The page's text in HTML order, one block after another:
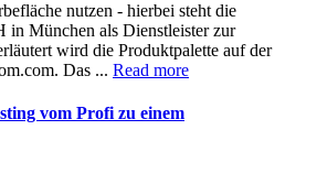
nutzen - hierbei steht die
in München als Dienstleister zur
wird die Produktpalette auf der
Das ... Read more
vom Profi zu einem